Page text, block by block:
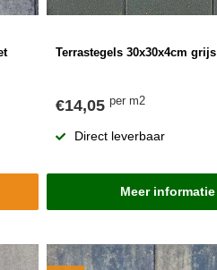
Terrastegels 30x30x4cm grijs
€14,05 per m2
Direct leverbaar
Meer informatie